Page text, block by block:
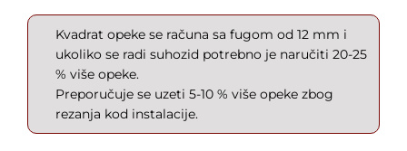
Kvadrat opeke se računa sa fugom od 12 mm i
ukoliko se radi suhozid potrebno je naručiti 20-25
% više opeke.
Preporučuje se uzeti 5-10 % više opeke zbog
rezanja kod instalacije.